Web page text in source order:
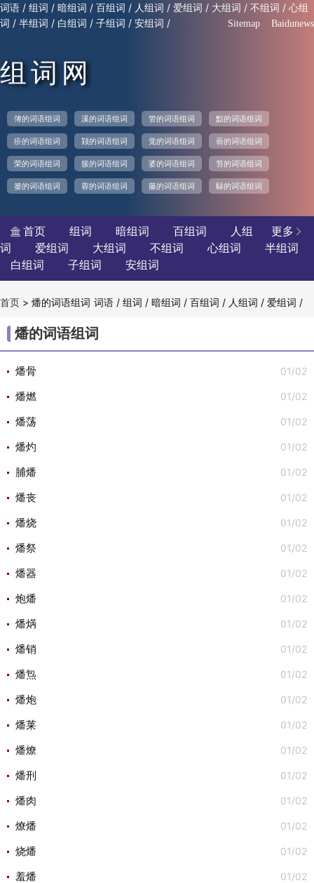
词语 / 组词 / 暗组词 / 百组词 / 人组词 / 爱组词 / 大组词 / 不组词 / 心组
词 / 半组词 / 白组词 / 子组词 / 安组词 / Sitemap Baidunews
组词网
簿的词语组词 溪的词语组词 管的词语组词 黠的词语组词
疥的词语组词 颎的词语组词 觉的词语组词 蓊的词语组词
荣的词语组词 簇的词语组词 婆的词语组词 笞的词语组词
篓的词语组词 蓉的词语组词 藤的词语组词 騄的词语组词
更多 
 首页 组词 暗组词 百组词
人组
词
爱组词 大组词 不组词 心组词
半组词
白组词
子组词 安组词
词语 /组词 /暗组词 /百组词 / 人组词 /爱组词 /
词
首页 > 燔的词语组词
燔的词语组词
01/02
燔骨
01/02
燔燃
01/02
燔荡
01/02
燔灼
01/02
脯燔
01/02
燔丧
01/02
燔烧
01/02
燔祭
01/02
燔器
01/02
炮燔
01/02
燔焫
01/02
燔销
01/02
燔炰
01/02
燔炮
01/02
燔莱
01/02
燔燎
01/02
燔刑
01/02
燔肉
01/02
燎燔
01/02
烧燔
01/02
羞燔